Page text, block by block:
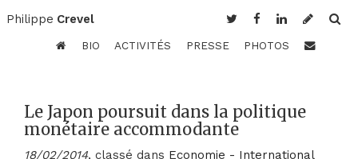
Philippe Crevel
BIO ACTIVITÉS PRESSE PHOTOS
Le Japon poursuit dans la politique
monétaire accommodante
18/02/2014, classé dans Economie - International